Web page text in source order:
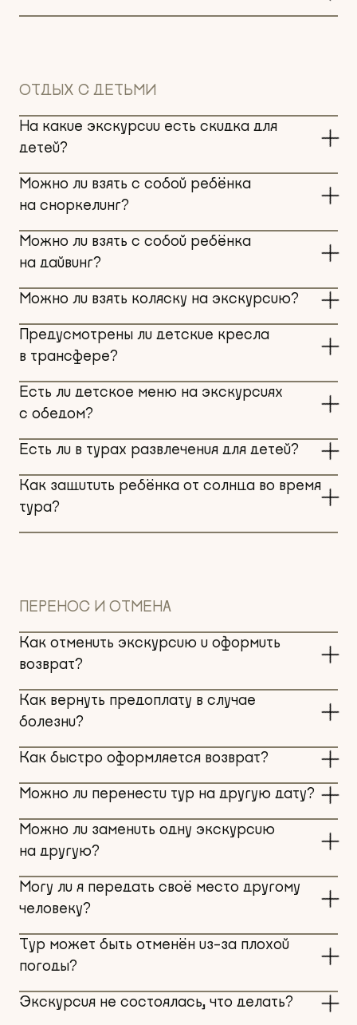
ОТДЫХ С ДЕТЬМИ
На какие экскурсии есть скидка для
детей?
Можно ли взять с собой ребёнка
на сноркелинг?
Можно ли взять с собой ребёнка
на дайвинг?
Можно ли взять коляску на экскурсию?
Предусмотрены ли детские кресла
в трансфере?
Есть ли детское меню на экскурсиях
с обедом?
Есть ли в турах развлечения для детей?
Как защитить ребёнка от солнца во время
тура?
ПЕРЕНОС И ОТМЕНА
Как отменить экскурсию и оформить
возврат?
Как вернуть предоплату в случае
болезни?
Как быстро оформляется возврат?
Можно ли перенести тур на другую дату?
Можно ли заменить одну экскурсию
на другую?
Могу ли я передать своё место другому
человеку?
Тур может быть отменён из-за плохой
погоды?
Экскурсия не состоялась, что делать?